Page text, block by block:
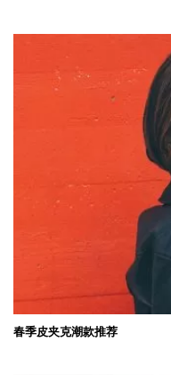
春季皮夹克潮款推荐